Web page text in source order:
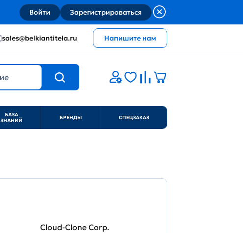
Войти Зарегистрироваться
sales@belkiantitela.ru Напишите нам
БАЗА
ЗНАНИЙ
БРЕНДЫ СПЕЦЗАКАЗ
Cloud-Clone Corp.